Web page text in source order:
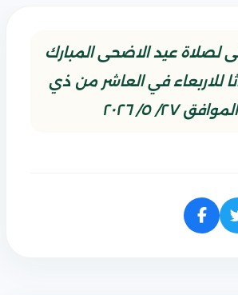
لصلاة عيد الاضحى المبارك
للاربعاء في العاشر من ذي